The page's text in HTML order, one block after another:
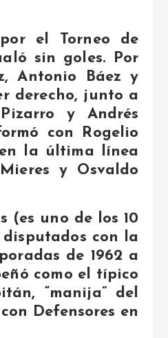
el Torneo de
sin goles. Por
Antonio Báez y
derecho, junto a
y Andrés
con Rogelio
en la última línea
y Osvaldo
(es uno de los 10
con la
de 1962 a
como el típico
“manija” del
Defensores en